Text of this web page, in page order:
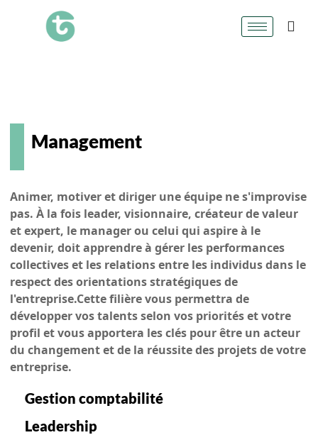
Management
Animer, motiver et diriger une équipe ne s'improvise
pas. À la fois leader, visionnaire, créateur de valeur
et expert, le manager ou celui qui aspire à le
devenir, doit apprendre à gérer les performances
collectives et les relations entre les individus dans le
respect des orientations stratégiques de
l'entreprise.Cette filière vous permettra de
développer vos talents selon vos priorités et votre
profil et vous apportera les clés pour être un acteur
du changement et de la réussite des projets de votre
entreprise.
Gestion comptabilité
Leadership